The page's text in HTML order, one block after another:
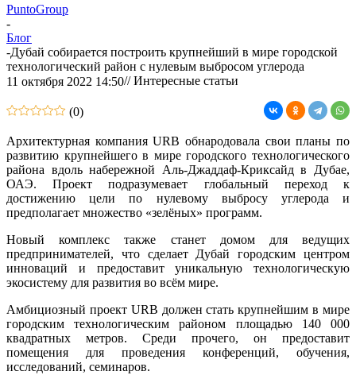
PuntoGroup
-
Блог
-Дубай собирается построить крупнейший в мире городской
технологический район с нулевым выбросом углерода
11 октября 2022 14:50// Интересные статьи
(0)
Архитектурная компания URB обнародовала свои планы по
развитию крупнейшего в мире городского технологического
района вдоль набережной Аль-Джаддаф-Криксайд в Дубае,
ОАЭ. Проект подразумевает глобальный переход к
достижению цели по нулевому выбросу углерода и
предполагает множество «зелёных» программ.
Новый комплекс также станет домом для ведущих
предпринимателей, что сделает Дубай городским центром
инноваций и предоставит уникальную технологическую
экосистему для развития во всём мире.
Амбициозный проект URB должен стать крупнейшим в мире
городским технологическим районом площадью 140 000
квадратных метров. Среди прочего, он предоставит
помещения для проведения конференций, обучения,
исследований, семинаров.